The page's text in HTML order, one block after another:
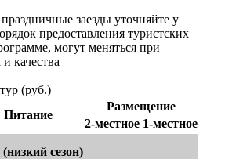
заезды уточняйте у
предоставления туристских
могут меняться при
качества
(руб.)
Питание
Размещение
2-местное 1-местное
сезон)